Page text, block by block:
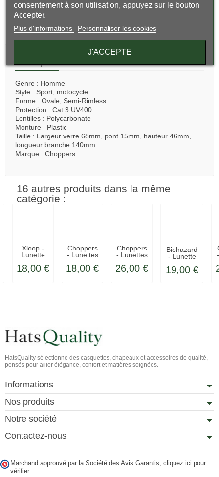
Prévenez-moi lorsque le produit est disponible
Description
Genre : Homme
Style : Sport, motocycle
Forme : Ovale, Semi-Rimless
Protection : Cat.3 UV400
Lentilles : Polycarbonate
Monture : Plastic
Taille : Largeur verre 68mm, pont 15mm, hauteur 46mm,
longueur branche 140mm
Marque : Choppers
16 autres produits dans la même
catégorie :
Xloop -
Lunette
Bicycle
noir
18,00 €
Choppers
- Lunettes
Chicago
18,00 €
Choppers
- Lunettes
Trident
Googles
26,00 €
Biohazard
- Lunette
grise
19,00 €
HatsQuality sélectionne des casquettes, chapeaux et accessoires de qualité,
pensés pour allier élégance, confort et matières soignées.
Informations
Nos produits
Notre société
Contactez-nous
Marchand approuvé par la Société des Avis Garantis, cliquez ici pour
vérifier.
consentement à son utilisation, appuyez sur le bouton
Accepter.
Plus d'informations Personnaliser les cookies
J'ACCEPTE